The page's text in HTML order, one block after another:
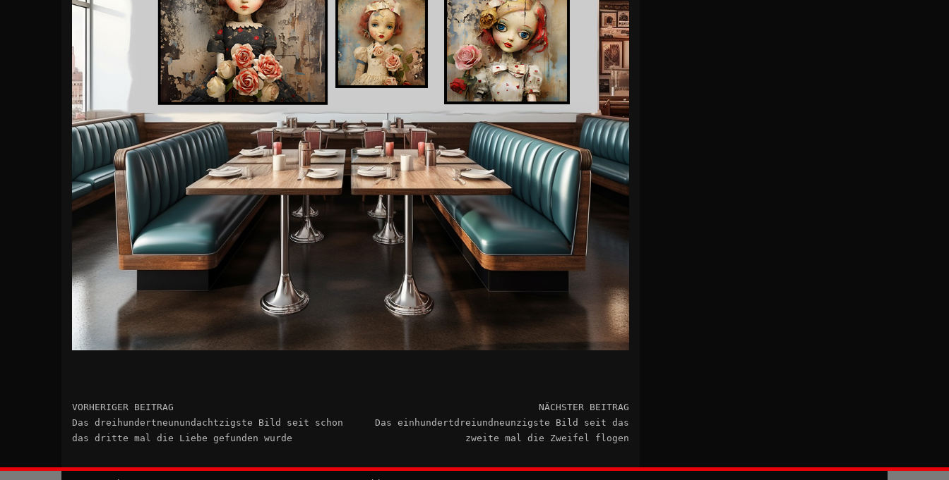
VORHERIGER BEITRAG
Das dreihundertneunundachtzigste Bild seit schon
das dritte mal die Liebe gefunden wurde
NÄCHSTER BEITRAG
Das einhundertdreiundneunzigste Bild seit das
zweite mal die Zweifel flogen